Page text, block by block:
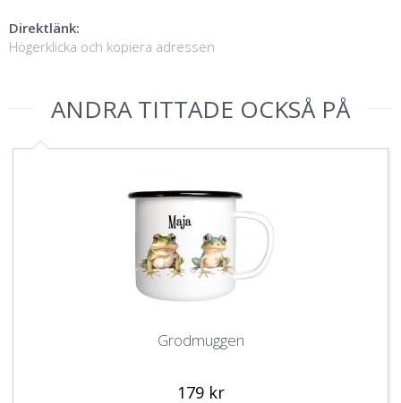
Direktlänk:
Högerklicka och kopiera adressen
ANDRA TITTADE OCKSÅ PÅ
Grodmuggen
179 kr